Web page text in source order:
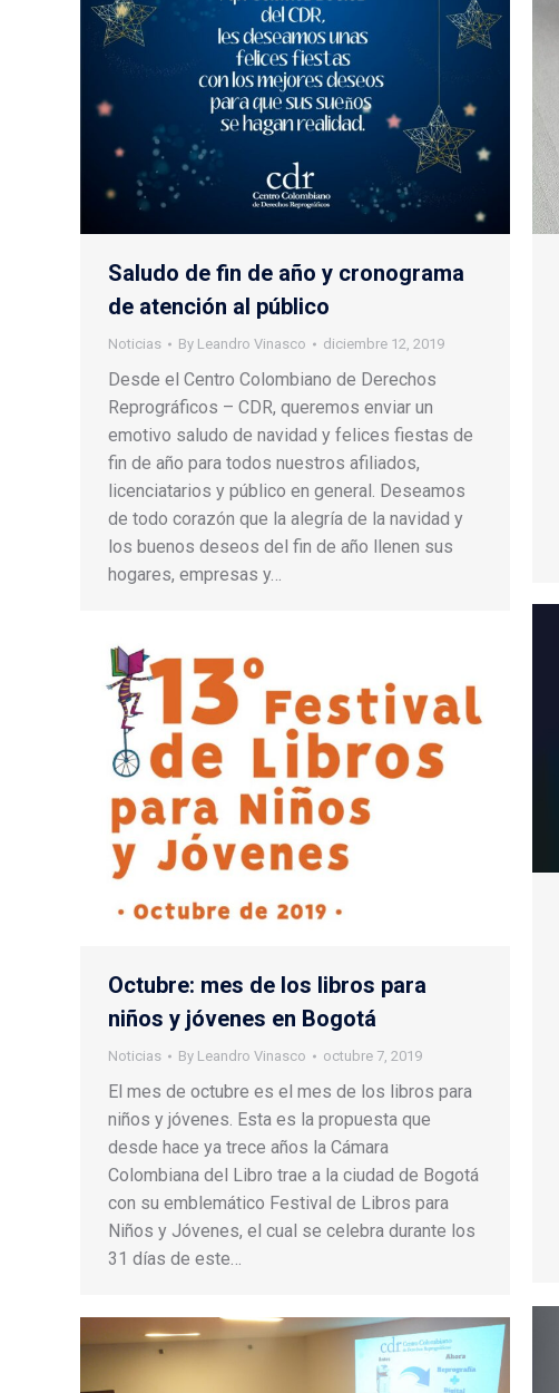
Saludo de fin de año y cronograma
de atención al público
Noticias By Leandro Vinasco diciembre 12, 2019
Desde el Centro Colombiano de Derechos
Reprográficos – CDR, queremos enviar un
emotivo saludo de navidad y felices fiestas de
fin de año para todos nuestros afiliados,
licenciatarios y público en general. Deseamos
de todo corazón que la alegría de la navidad y
los buenos deseos del fin de año llenen sus
hogares, empresas y…
Octubre: mes de los libros para
niños y jóvenes en Bogotá
Noticias By Leandro Vinasco octubre 7, 2019
El mes de octubre es el mes de los libros para
niños y jóvenes. Esta es la propuesta que
desde hace ya trece años la Cámara
Colombiana del Libro trae a la ciudad de Bogotá
con su emblemático Festival de Libros para
Niños y Jóvenes, el cual se celebra durante los
31 días de este…